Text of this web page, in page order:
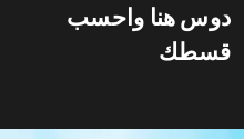
دوس هنا واحسب
قسطك